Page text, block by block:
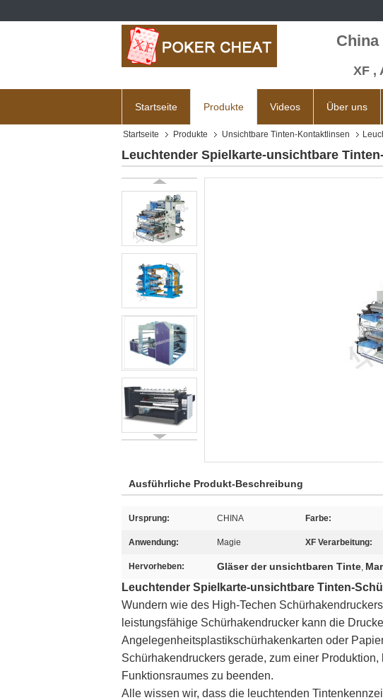
China
XF ,
Startseite Produkte Videos Über uns
Startseite Produkte Unsichtbare Tinten-Kontaktlinsen
Leuchtender Spielkarte-unsichtbare
Ausführliche Produkt-Beschreibung
Ursprung: CHINA Farbe:
Anwendung: Magie XF Verarbeitung:
Hervorheben: Gläser der unsichtbaren Tinte,
Leuchtender Spielkarte-unsichtbare Tinten-
Wundern wie des High-Techen
leistungsfähige Schürhakendrucker kann die
Angelegenheitsplastikschürhakenkarten oder
Schürhakendruckers gerade, zum einer
Funktionsraumes zu beenden.
Alle wissen wir, dass die leuchtenden